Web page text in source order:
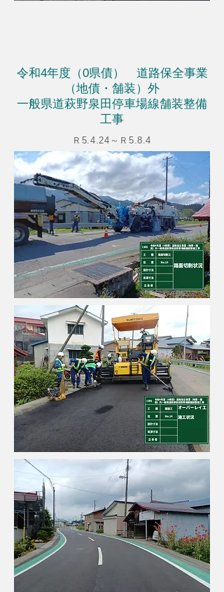
令和4年度（0県債） 道路保全事業
（地債・舗装）外
​一般県道萩野泉田停車場線舗装整備
工事
Ｒ5.4.24～Ｒ5.8.4